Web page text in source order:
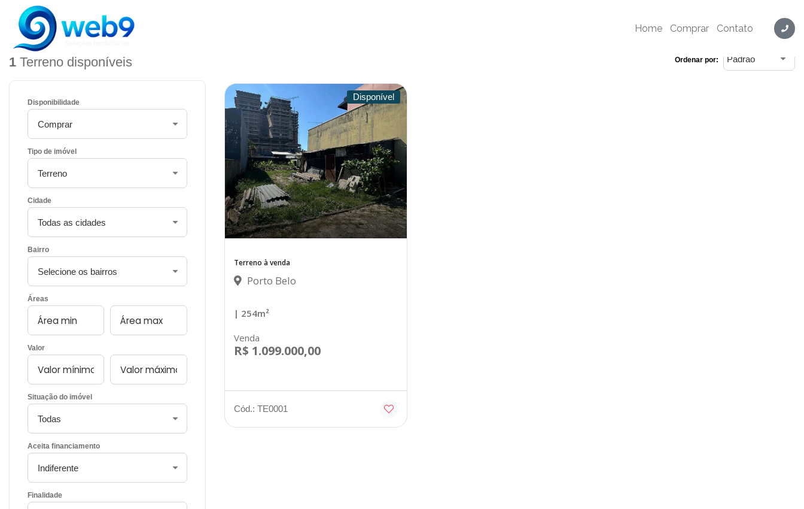
Home Comprar Contato
Home / Imóveis
1 Terreno disponíveis Ordenar por:
Disponibilidade
Tipo de imóvel
Cidade
Bairro
Áreas
Valor
Situação do imóvel
Aceita financiamento
Finalidade
Disponível
Terreno à venda
Porto Belo
| 254m²
Venda
R$ 1.099.000,00
Cód.: TE0001